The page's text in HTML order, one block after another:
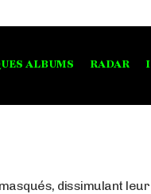
ALBUMS RADAR
dissimulant